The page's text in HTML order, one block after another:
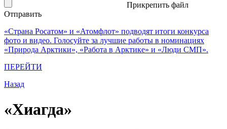
Прикрепить файл
Отправить
«Страна Росатом» и «Атомфлот» подводят итоги конкурса
фото и видео. Голосуйте за лучшие работы в номинациях
«Природа Арктики», «Работа в Арктике» и «Люди СМП».
ПЕРЕЙТИ
Назад
«Хиагда»